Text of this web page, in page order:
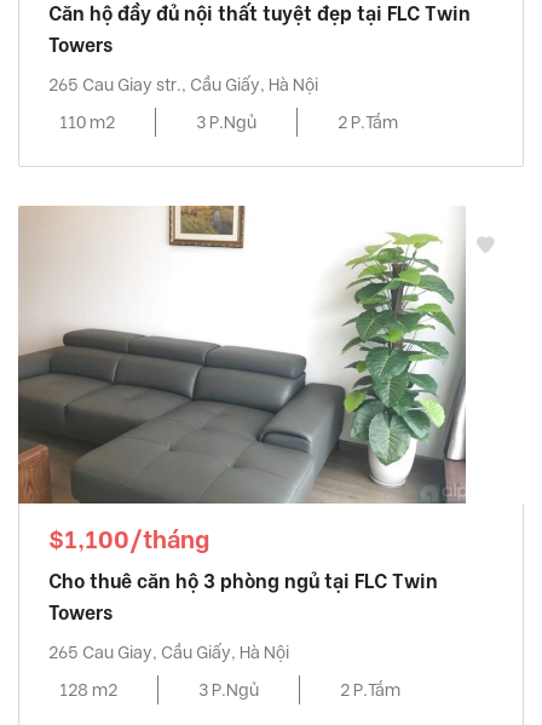
Căn hộ đầy đủ nội thất tuyệt đẹp tại FLC Twin
Towers
265 Cau Giay str., Cầu Giấy, Hà Nội
110 m2
3 P.Ngủ 2 P.Tắm
$1,100/tháng
Cho thuê căn hộ 3 phòng ngủ tại FLC Twin
Towers
265 Cau Giay, Cầu Giấy, Hà Nội
128 m2
3 P.Ngủ 2 P.Tắm